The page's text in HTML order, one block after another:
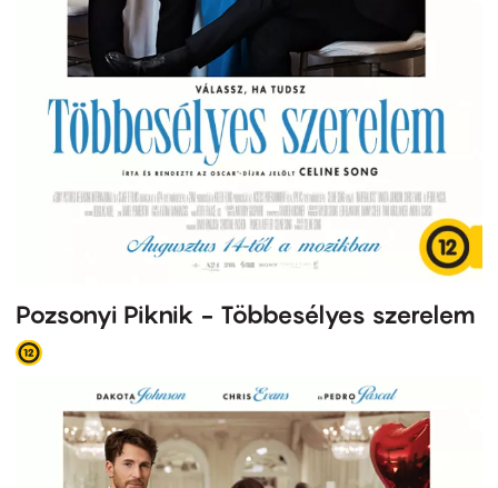
Pozsonyi Piknik - Többesélyes szerelem